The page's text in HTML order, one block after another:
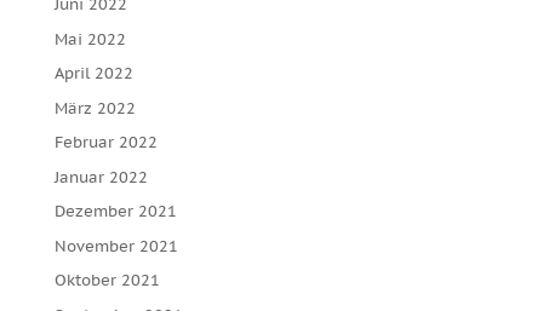
Juni 2022
Mai 2022
April 2022
März 2022
Februar 2022
Januar 2022
Dezember 2021
November 2021
Oktober 2021